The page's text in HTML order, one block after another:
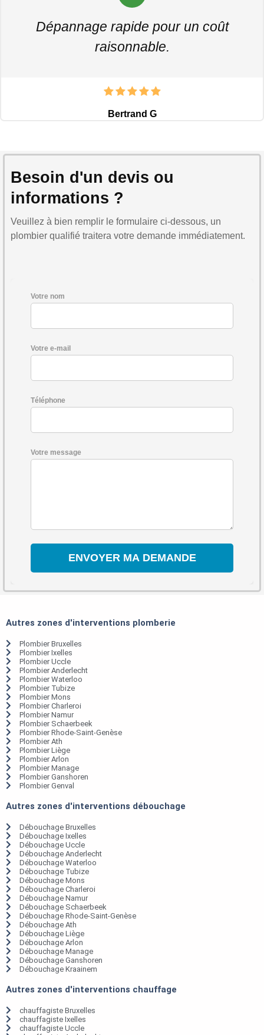
Dépannage rapide pour un coût
raisonnable.
Bertrand G
Besoin d'un devis ou
informations ?
Veuillez à bien remplir le formulaire ci-dessous, un
plombier qualifié traitera votre demande immédiatement.
Votre nom
Votre e-mail
Téléphone
Votre message
Autres zones d'interventions plomberie
Plombier Bruxelles
Plombier Ixelles
Plombier Uccle
Plombier Anderlecht
Plombier Waterloo
Plombier Tubize
Plombier Mons
Plombier Charleroi
Plombier Namur
Plombier Schaerbeek
Plombier Rhode-Saint-Genèse
Plombier Ath
Plombier Liège
Plombier Arlon
Plombier Manage
Plombier Ganshoren
Plombier Genval
Autres zones d'interventions débouchage
Débouchage Bruxelles
Débouchage Ixelles
Débouchage Uccle
Débouchage Anderlecht
Débouchage Waterloo
Débouchage Tubize
Débouchage Mons
Débouchage Charleroi
Débouchage Namur
Débouchage Schaerbeek
Débouchage Rhode-Saint-Genèse
Débouchage Ath
Débouchage Liège
Débouchage Arlon
Débouchage Manage
Débouchage Ganshoren
Débouchage Kraainem
Autres zones d'interventions chauffage
chauffagiste Bruxelles
chauffagiste Ixelles
chauffagiste Uccle